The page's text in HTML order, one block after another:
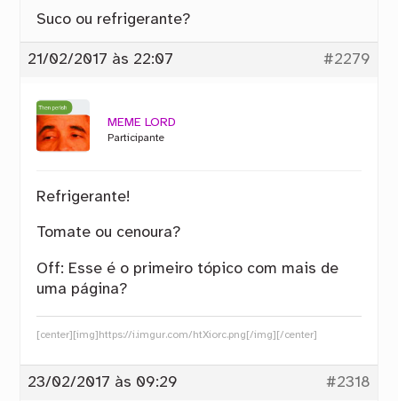
Suco ou refrigerante?
21/02/2017 às 22:07 #2279
MEME LORD
Participante
Refrigerante!
Tomate ou cenoura?
Off: Esse é o primeiro tópico com mais de
uma página?
[center][img]https://i.imgur.com/htXiorc.png[/img][/center]
23/02/2017 às 09:29 #2318